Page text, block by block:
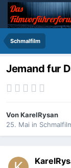
Schmalfilm
Jemand fur
VonKarelRysan
25. Mai in